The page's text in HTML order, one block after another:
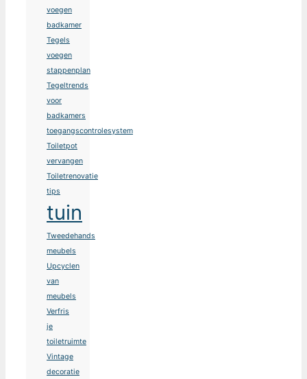
voegen
badkamer
Tegels
voegen
stappenplan
Tegeltrends
voor
badkamers
toegangscontrolesystem
Toiletpot
vervangen
Toiletrenovatie
tips
tuin
Tweedehands
meubels
Upcyclen
van
meubels
Verfris
je
toiletruimte
Vintage
decoratie